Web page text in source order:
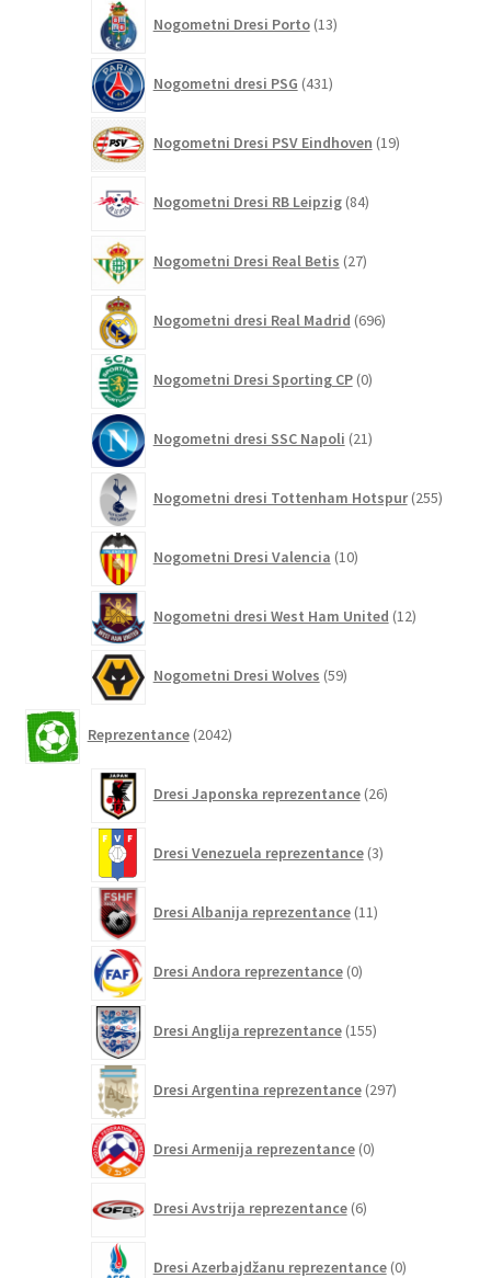
Nogometni Dresi Porto 13izdelkov
Nogometni dresi PSG 431izdelkov
Nogometni Dresi PSV Eindhoven 19izdelkov
Nogometni Dresi RB Leipzig 84izdelkov
Nogometni Dresi Real Betis 27izdelkov
Nogometni dresi Real Madrid 696izdelkov
Nogometni Dresi Sporting CP 0izdelkov
Nogometni dresi SSC Napoli 21izdelkov
Nogometni dresi Tottenham Hotspur 255
Nogometni Dresi Valencia 10izdelkov
Nogometni dresi West Ham United 12izdelkov
Nogometni Dresi Wolves 59izdelkov
Reprezentance 2042izdelkov
Dresi Japonska reprezentance 26izdelkov
Dresi Venezuela reprezentance 3izdelki
Dresi Albanija reprezentance 11izdelkov
Dresi Andora reprezentance 0izdelkov
Dresi Anglija reprezentance 155izdelkov
Dresi Argentina reprezentance 297izdelkov
Dresi Armenija reprezentance 0izdelkov
Dresi Avstrija reprezentance 6izdelkov
Dresi Azerbajdžanu reprezentance 0